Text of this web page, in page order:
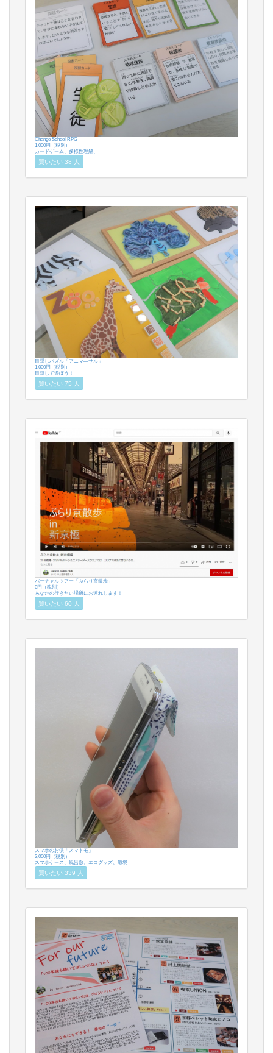
Change School RPG
1,000円（税別）
カードゲーム、多様性理解、
買いたい 38 人
目隠しパズル「アニマ―サル」
1,000円（税別）
目隠して遊ぼう！
買いたい 75 人
バーチャルツアー「ぶらり京散歩」
0円（税別）
あなたの行きたい場所にお連れします！
買いたい 60 人
スマホのお供「スマトモ」
2,000円（税別）
スマホケース、風呂敷、エコグッズ、環境
買いたい 339 人